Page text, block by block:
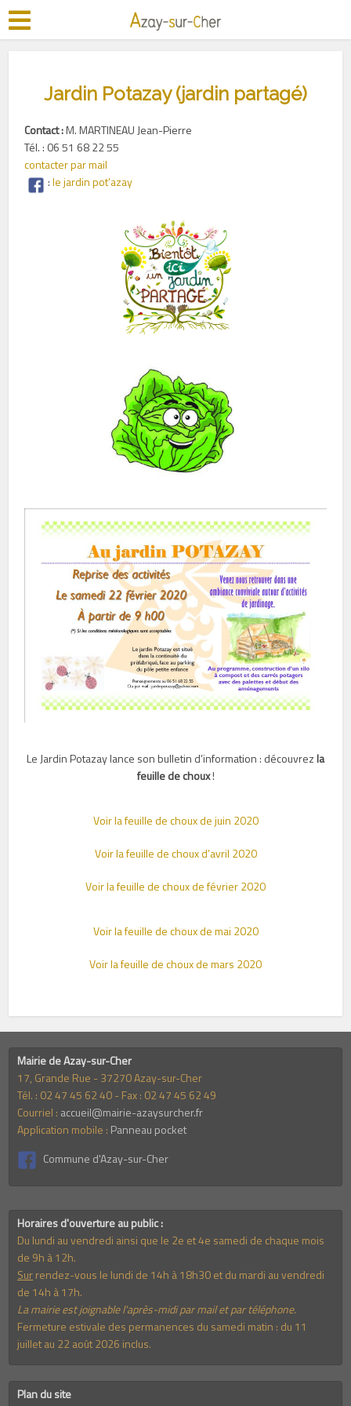
Jardin Potazay (jardin partagé)
Contact :M. MARTINEAU Jean-Pierre
Tél. : 06 51 68 22 55
contacter par mail
:le jardin pot’azay
Le Jardin Potazay lance son bulletin d’information : découvrezla
feuille de choux!
Voir la feuille de choux de juin 2020
Voir la feuille de choux d’avril 2020
Voir la feuille de choux de février 2020
Voir la feuille de choux de mai 2020
Voir la feuille de choux de mars 2020
Mairie de Azay-sur-Cher
17, Grande Rue - 37270 Azay-sur-Cher
Tél. : 02 47 45 62 40 - Fax : 02 47 45 62 49
Courriel : accueil@mairie-azaysurcher.fr
Application mobile : Panneau pocket
Commune d'Azay-sur-Cher
Horaires d'ouverture au public :
Du lundi au vendredi ainsi que le 2e et 4e samedi de chaque mois
de 9h à 12h.
Surrendez-vous le lundi de 14h à 18h30 et du mardi au vendredi
de 14h à 17h.
La mairie est joignable l'après-midi par mail et par téléphone.
Fermeture estivale des permanences du samedi matin : du 11
juillet au 22 août 2026 inclus.
Plan du site